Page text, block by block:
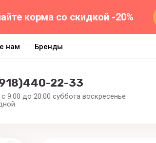
корма со скидкой -20%
нам Бренды
22-33
9:00 до 20:00 суббота воскресенье